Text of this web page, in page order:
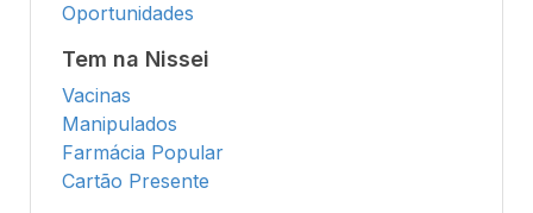
Oportunidades
Tem na Nissei
Vacinas
Manipulados
Farmácia Popular
Cartão Presente